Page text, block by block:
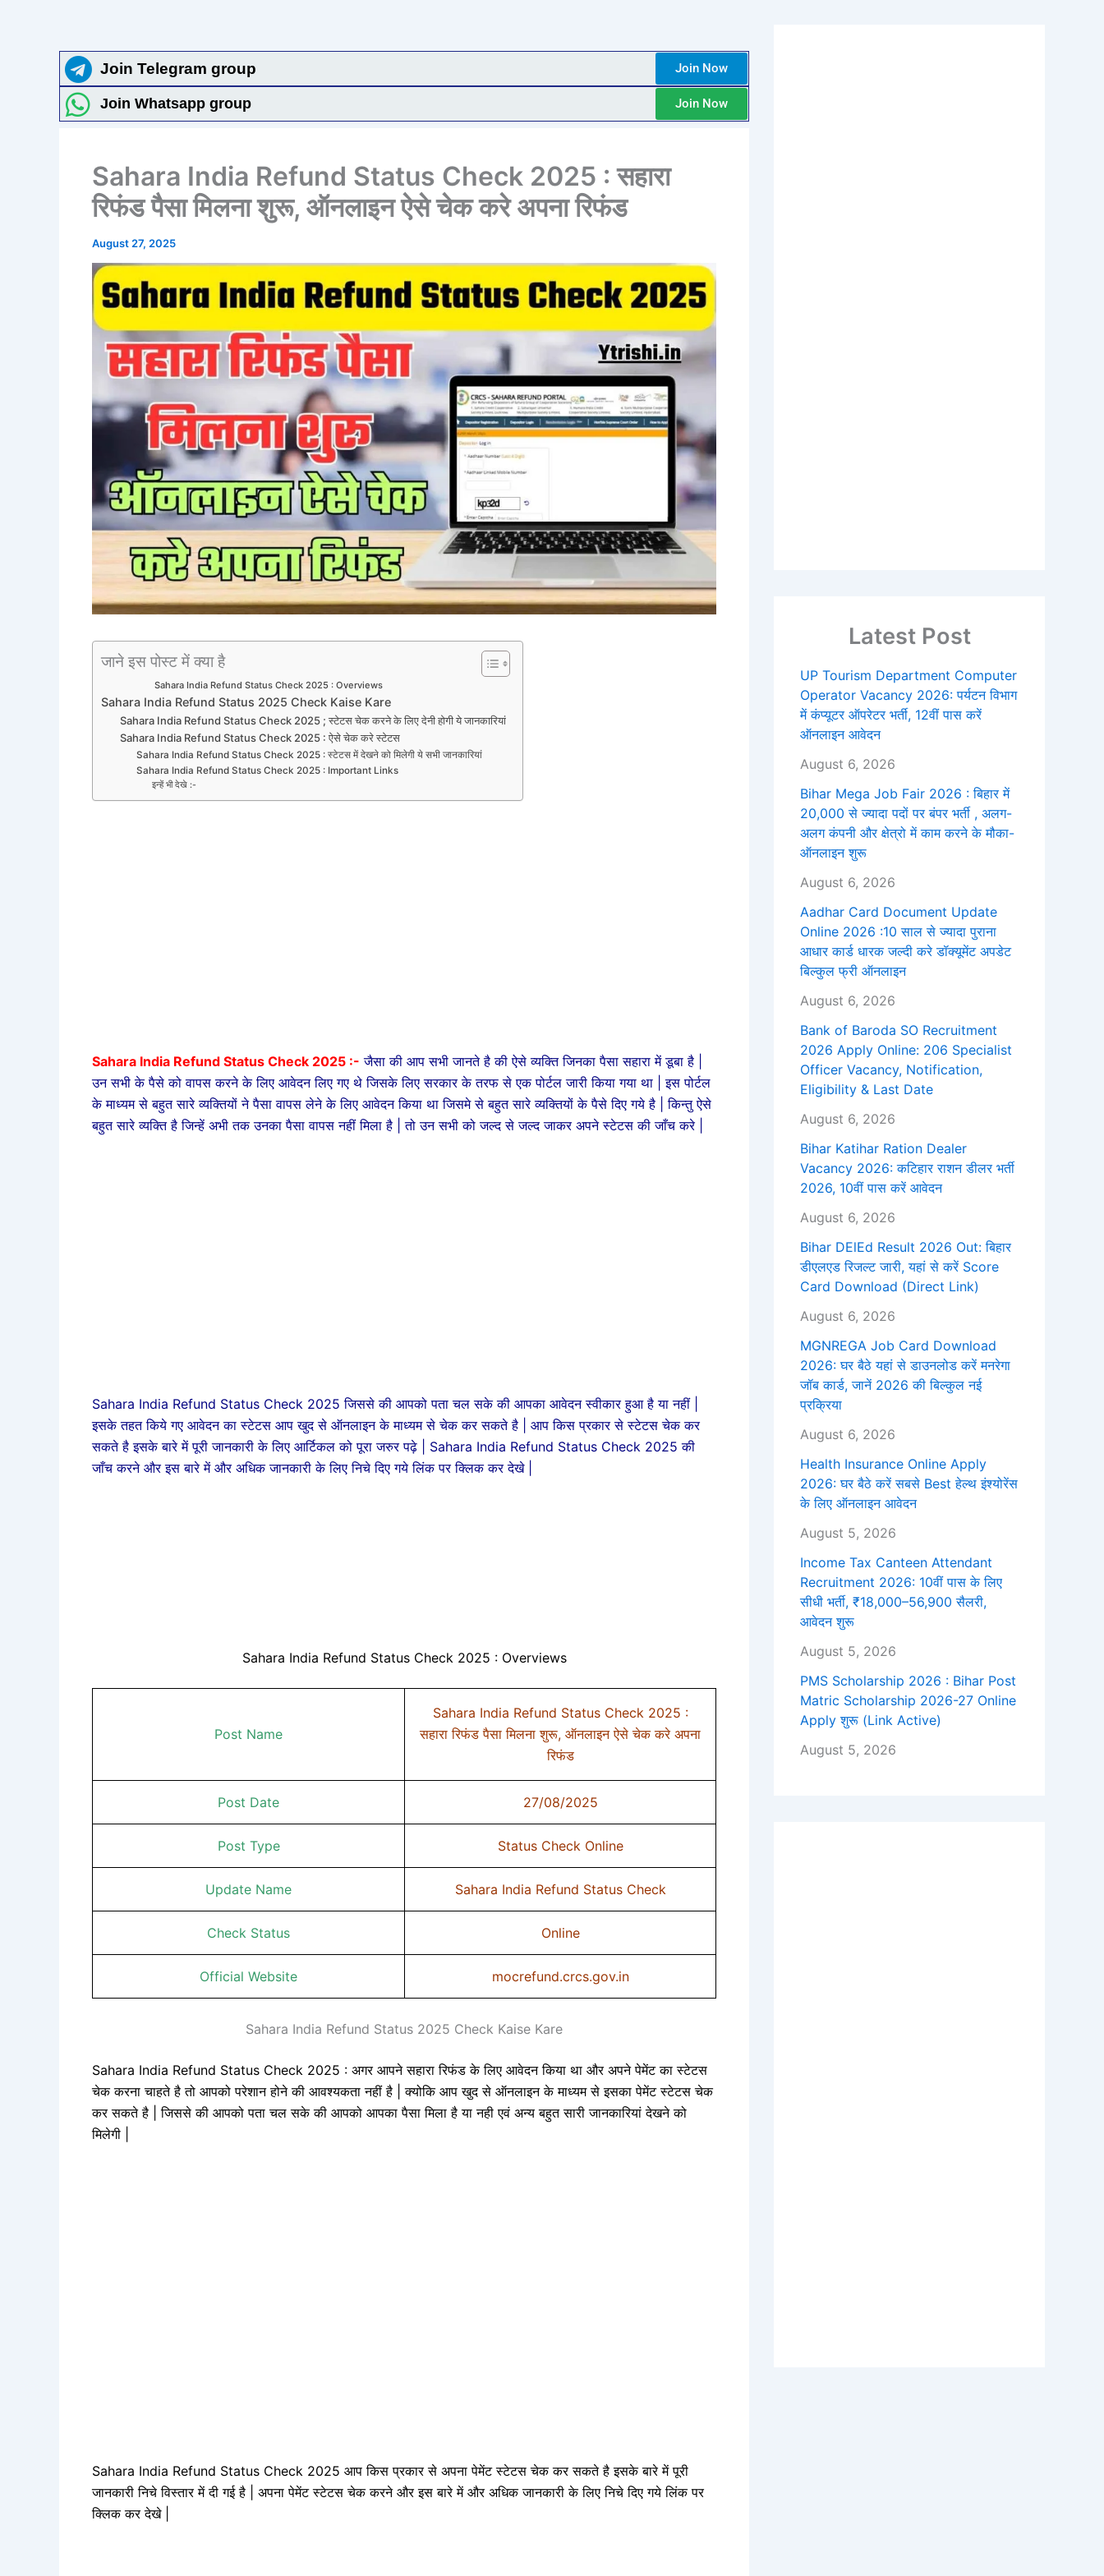
Join Telegram group Join Now
Join Whatsapp group Join Now
Sahara India Refund Status Check 2025 : सहारा
रिफंड पैसा मिलना शुरू, ऑनलाइन ऐसे चेक करे अपना रिफंड
August 27, 2025
जाने इस पोस्ट में क्या है
Sahara India Refund Status Check 2025 : Overviews
Sahara India Refund Status 2025 Check Kaise Kare
Sahara India Refund Status Check 2025 ; स्टेटस चेक करने के लिए देनी होगी ये जानकारियां
Sahara India Refund Status Check 2025 : ऐसे चेक करे स्टेटस
Sahara India Refund Status Check 2025 : स्टेटस में देखने को मिलेगी ये सभी जानकारियां
Sahara India Refund Status Check 2025 : Important Links
इन्हें भी देखे :-
Sahara India Refund Status Check 2025 :- जैसा की आप सभी जानते है की ऐसे व्यक्ति जिनका पैसा सहारा में डूबा है |
उन सभी के पैसे को वापस करने के लिए आवेदन लिए गए थे जिसके लिए सरकार के तरफ से एक पोर्टल जारी किया गया था | इस पोर्टल
के माध्यम से बहुत सारे व्यक्तियों ने पैसा वापस लेने के लिए आवेदन किया था जिसमे से बहुत सारे व्यक्तियों के पैसे दिए गये है | किन्तु ऐसे
बहुत सारे व्यक्ति है जिन्हें अभी तक उनका पैसा वापस नहीं मिला है | तो उन सभी को जल्द से जल्द जाकर अपने स्टेटस की जाँच करे |
Sahara India Refund Status Check 2025 जिससे की आपको पता चल सके की आपका आवेदन स्वीकार हुआ है या नहीं |
इसके तहत किये गए आवेदन का स्टेटस आप खुद से ऑनलाइन के माध्यम से चेक कर सकते है | आप किस प्रकार से स्टेटस चेक कर
सकते है इसके बारे में पूरी जानकारी के लिए आर्टिकल को पूरा जरुर पढ़े | Sahara India Refund Status Check 2025 की
जाँच करने और इस बारे में और अधिक जानकारी के लिए निचे दिए गये लिंक पर क्लिक कर देखे |
Sahara India Refund Status Check 2025 : Overviews
Post Name
Sahara India Refund Status Check 2025 :
सहारा रिफंड पैसा मिलना शुरू, ऑनलाइन ऐसे चेक करे अपना
रिफंड
Post Date 27/08/2025
Post Type Status Check Online
Update Name Sahara India Refund Status Check
Check Status Online
Official Website mocrefund.crcs.gov.in
Sahara India Refund Status 2025 Check Kaise Kare
Sahara India Refund Status Check 2025 : अगर आपने सहारा रिफंड के लिए आवेदन किया था और अपने पेमेंट का स्टेटस
चेक करना चाहते है तो आपको परेशान होने की आवश्यकता नहीं है | क्योकि आप खुद से ऑनलाइन के माध्यम से इसका पेमेंट स्टेटस चेक
कर सकते है | जिससे की आपको पता चल सके की आपको आपका पैसा मिला है या नही एवं अन्य बहुत सारी जानकारियां देखने को
मिलेगी |
Sahara India Refund Status Check 2025 आप किस प्रकार से अपना पेमेंट स्टेटस चेक कर सकते है इसके बारे में पूरी
जानकारी निचे विस्तार में दी गई है | अपना पेमेंट स्टेटस चेक करने और इस बारे में और अधिक जानकारी के लिए निचे दिए गये लिंक पर
क्लिक कर देखे |
Latest Post
UP Tourism Department Computer
Operator Vacancy 2026: पर्यटन विभाग
में कंप्यूटर ऑपरेटर भर्ती, 12वीं पास करें
ऑनलाइन आवेदन
August 6, 2026
Bihar Mega Job Fair 2026 : बिहार में
20,000 से ज्यादा पदों पर बंपर भर्ती , अलग-
अलग कंपनी और क्षेत्रो में काम करने के मौका-
ऑनलाइन शुरू
August 6, 2026
Aadhar Card Document Update
Online 2026 :10 साल से ज्यादा पुराना
आधार कार्ड धारक जल्दी करे डॉक्यूमेंट अपडेट
बिल्कुल फ्री ऑनलाइन
August 6, 2026
Bank of Baroda SO Recruitment
2026 Apply Online: 206 Specialist
Officer Vacancy, Notification,
Eligibility & Last Date
August 6, 2026
Bihar Katihar Ration Dealer
Vacancy 2026: कटिहार राशन डीलर भर्ती
2026, 10वीं पास करें आवेदन
August 6, 2026
Bihar DElEd Result 2026 Out: बिहार
डीएलएड रिजल्ट जारी, यहां से करें Score
Card Download (Direct Link)
August 6, 2026
MGNREGA Job Card Download
2026: घर बैठे यहां से डाउनलोड करें मनरेगा
जॉब कार्ड, जानें 2026 की बिल्कुल नई
प्रक्रिया
August 6, 2026
Health Insurance Online Apply
2026: घर बैठे करें सबसे Best हेल्थ इंश्योरेंस
के लिए ऑनलाइन आवेदन
August 5, 2026
Income Tax Canteen Attendant
Recruitment 2026: 10वीं पास के लिए
सीधी भर्ती, ₹18,000–56,900 सैलरी,
आवेदन शुरू
August 5, 2026
PMS Scholarship 2026 : Bihar Post
Matric Scholarship 2026-27 Online
Apply शुरू (Link Active)
August 5, 2026